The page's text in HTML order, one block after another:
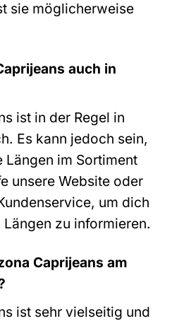
sie möglicherweise
auch in
ist in der Regel in
Es kann jedoch sein,
Längen im Sortiment
unsere Website oder
um dich
zu informieren.
Caprijeans am
ist sehr vielseitig und